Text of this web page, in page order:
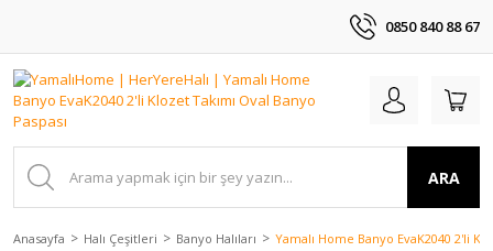
0850 840 88 67
ARA
Anasayfa Halı Çeşitleri Banyo Halıları Yamalı Home Banyo EvaK2040 2'li